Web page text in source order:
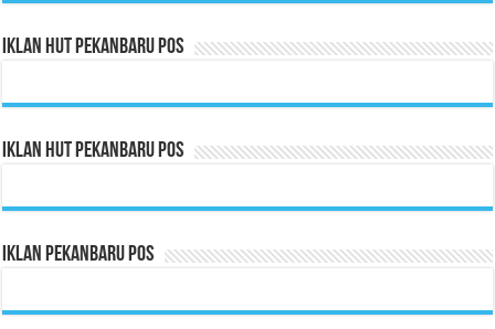
Iklan HUT Pekanbaru Pos
Iklan HUT Pekanbaru Pos
Iklan Pekanbaru Pos